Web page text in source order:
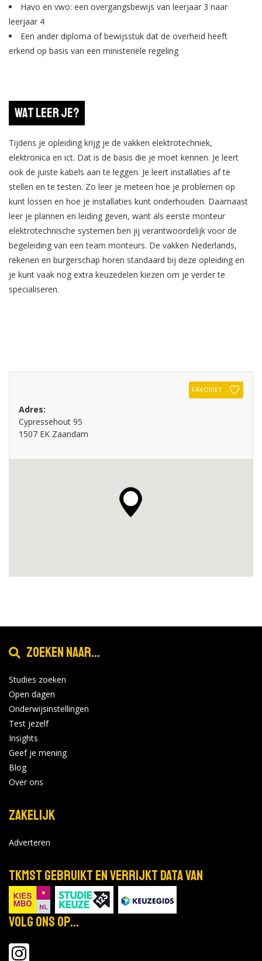
Havo en vwo: een overgangsbewijs van leerjaar 3 naar
leerjaar 4
Een ander diploma of bewijsstuk dat de overheid heeft
erkend op basis van een ministeriële regeling
Wat leer je?
Tijdens je opleiding krijg je de vakken elektrotechniek,
elektronica en ict. Dat is de basis die je moet kennen. Je leert
ook de juiste kabels aan te leggen. Je leert installaties af te
stellen en te testen. Zo leer je meteen hoe je problemen op
kunt lossen en hoe je installaties kunt onderhouden. Daarnaast
leer je plannen en leiding geven, want als eerste monteur
elektrotechnische systemen ben jij verantwoordelijk voor de
begeleiding van een team monteurs. De vakken Nederlands,
rekenen en burgerschap horen standaard bij deze opleiding en
je kunt vaak nog extra keuzedelen kiezen om je verder te
specialiseren.
FAVORIET
Adres:
Cypressehout 95
1507 EK Zaandam
Zoeken naar...
Studies zoeken
Open dagen
Onderwijsinstellingen
Test jezelf
Insights
Geef je mening
Blog
Over ons
Zakelijk
Adverteren
TKMST gebruikt en verrijkt data van
Volg ons op...